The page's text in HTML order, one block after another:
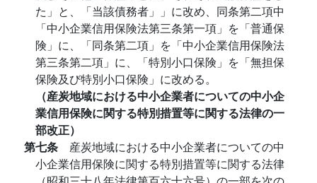
た」と、「当該債務者」」に改め、同条第二項中
「中小企業信用保険法第三条第一項」を「普通保
険」に、「同条第二項」を「中小企業信用保険法
第三条第二項」に、「特別小口保険」を「無担保
保険及び特別小口保険」に改める。
（産炭地域における中小企業者についての中小企
業信用保険に関する特別措置等に関する法律の一
部改正）
第七条 産炭地域における中小企業者についての中
小企業信用保険に関する特別措置等に関する法律